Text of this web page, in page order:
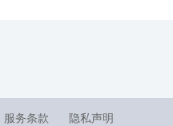
服务条款 隐私声明